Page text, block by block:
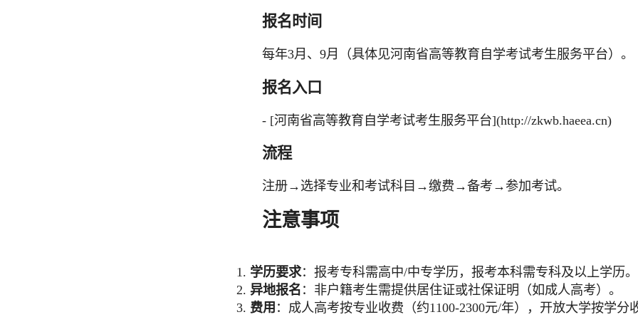
报名时间
每年3月、9月（具体见河南省高等教育自学考试考生服务平台）。
报名入口
- [河南省高等教育自学考试考生服务平台](http://zkwb.haeea.cn)
流程
注册→选择专业和考试科目→缴费→备考→参加考试。
注意事项
1. 学历要求：报考专科需高中/中专学历，报考本科需专科及以上学历。
2. 异地报名 ：非户籍考生需提供居住证或社保证明（如成人高考）。
3. 费用 ：成人高考按专业收费（约1100-2300元/年），开放大学按学分